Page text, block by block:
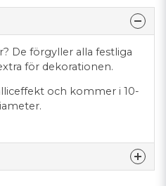
De förgyller alla festliga
för dekorationen.
och kommer i 10-